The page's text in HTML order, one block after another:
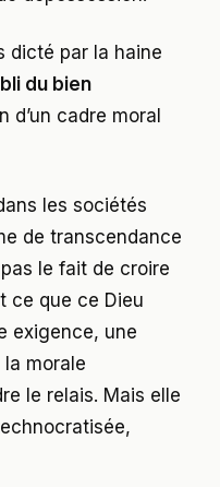
dicté par la haine
du bien
d’un cadre moral
les sociétés
de transcendance
le fait de croire
ce que ce Dieu
exigence, une
morale
le relais. Mais elle